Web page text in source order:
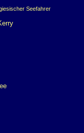
Seefahrer